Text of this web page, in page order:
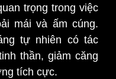
trọng trong việc
mái và ấm cúng.
tự nhiên có tác
thần, giảm căng
tích cực.